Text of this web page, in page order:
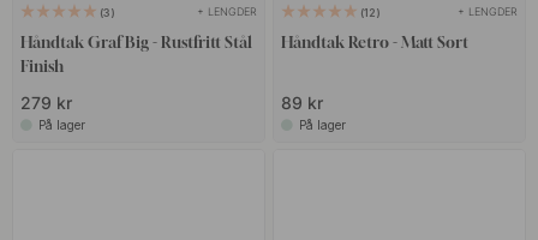
3 + LENGDER
Håndtak Graf Big - Rustfritt Stål
Finish
279 kr
På lager
12 + LENGDER
Håndtak Retro - Matt Sort
89 kr
På lager